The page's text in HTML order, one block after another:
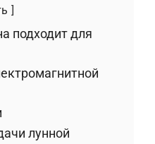
подходит для
лунной